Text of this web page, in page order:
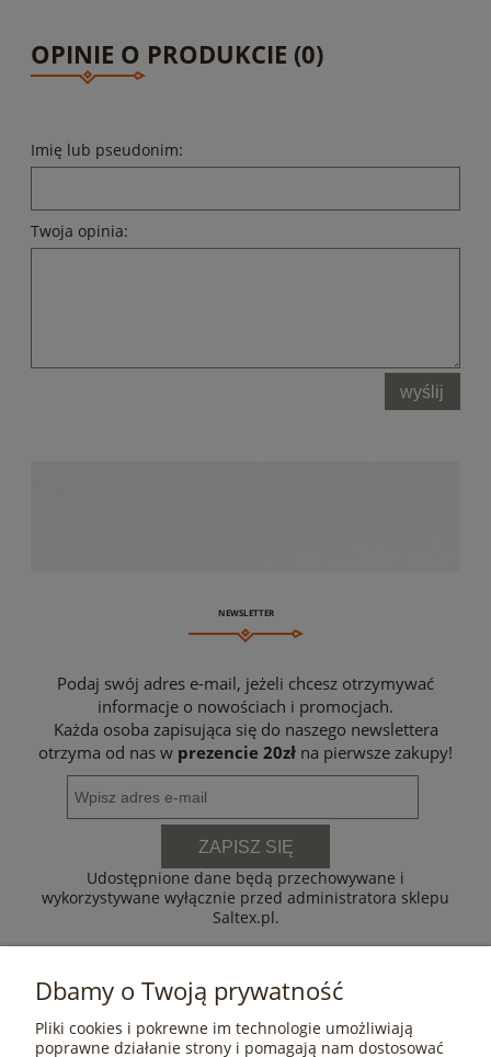
OPINIE O PRODUKCIE (0)
Imię lub pseudonim:
Twoja opinia:
wyślij
NEWSLETTER
Podaj swój adres e-mail, jeżeli chcesz otrzymywać
informacje o nowościach i promocjach.
Każda osoba zapisująca się do naszego newslettera
otrzyma od nas w prezencie 20zł na pierwsze zakupy!
ZAPISZ SIĘ
Udostępnione dane będą przechowywane i
wykorzystywane wyłącznie przed administratora sklepu
Saltex.pl.
POMOC
Dbamy o Twoją prywatność
Pliki cookies i pokrewne im technologie umożliwiają
poprawne działanie strony i pomagają nam dostosować